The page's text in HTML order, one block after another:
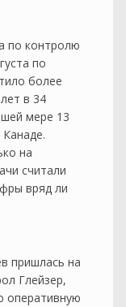
по контролю
по
более
в 34
мере 13
на
считали
вряд ли
пришлась на
Глейзер,
оперативную